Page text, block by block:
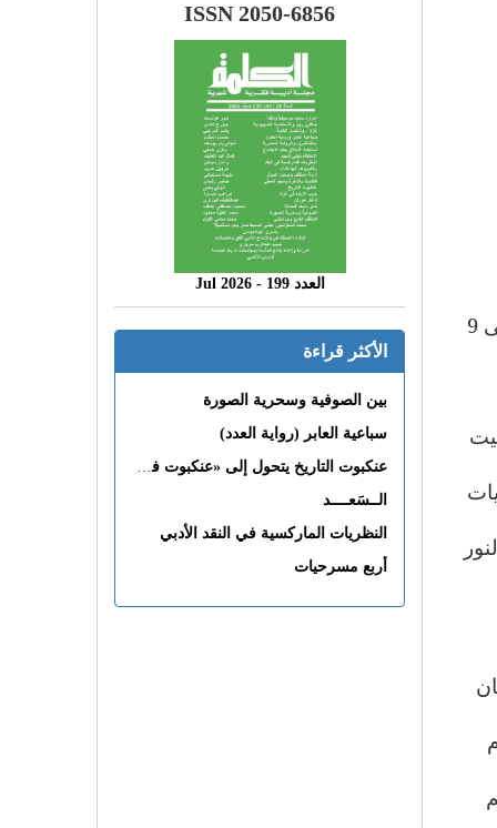
على الرغم من أن مهرجان الاسماعيلية للسينما التسجيلية في دورته 16 أقيم في فترة حرجة – من 4 الى 9
ISSN 2050-6856
العدد 199 - 2026 Jul
الأكثر قراءة
بين الصوفية وسحرية الصورة
سباعية العابر (رواية العدد)
عنكبوت التاريخ يتحول إلى «عنكبوت فى القلب»
الــسَعــــد
النظريات الماركسية في النقد الأدبي
أربع مسرحيات